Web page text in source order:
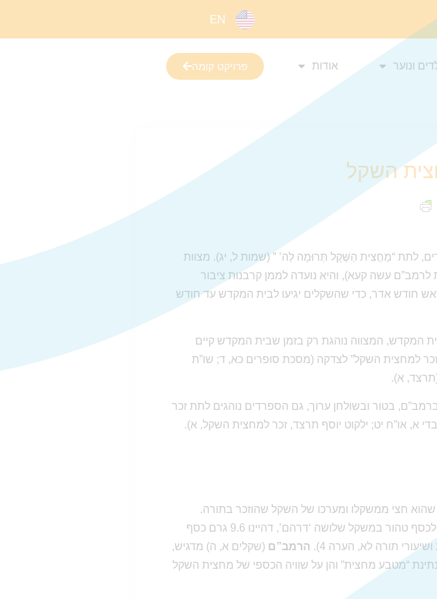
EN
ונוער אודות פרויקט קומה
השקל
לתת “מַחֲצִית הַשֶּׁקֶל תְּרוּמָה לַה’ ” (שמות ל, יג). מצוות
עשה קעא), והיא נועדה לממן קרבנות ציבור
חודש אדר, כדי שהשקלים יגיעו לבית המקדש עד חודש
המקדש, המצווה נוהגת רק בזמן שבית המקדש קיים
למחצית השקל” לצדקה (מסכת סופרים כא, ד; שו”ת
א).
בטור ובשולחן ערוך, גם הספרדים נוהגים לתת זכר
א, או”ח יט; ילקוט יוסף תרצד, זכר למחצית השקל, א).
חצי ממשקלו ומערכו של השקל שהוזכר בתורה.
(יו”ד שה, א) עולה שהכוונה היא לכסף טהור במשקל שלושה ‘דרהם’, דהיינו 9.6 גרם כסף
תורה לא, הערה 4).
הרמב”ם (שקלים א, ה) מדגיש,
“מטבע מחצית” והן על שוויה הכספי של מחצית השקל